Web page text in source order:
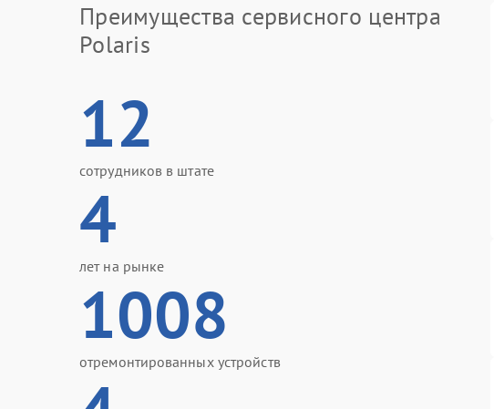
Преимущества сервисного центра
Polaris
12
сотрудников в штате
4
лет на рынке
1008
отремонтированных устройств